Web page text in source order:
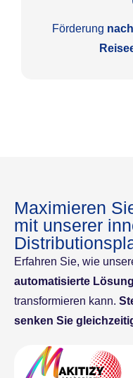
Förderung
Maximieren
mit unserer
Erfahren Sie, wie
automatisierte Lösung
transformieren kann.
senken Sie